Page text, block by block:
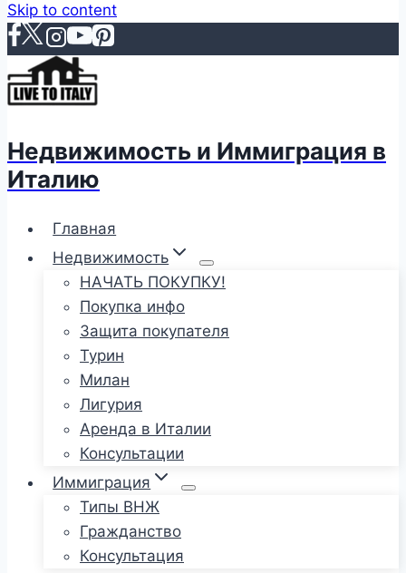
Skip to content
Недвижимость и Иммиграция в
Италию
Главная
Недвижимость
НАЧАТЬ ПОКУПКУ!
Покупка инфо
Защита покупателя
Турин
Милан
Лигурия
Аренда в Италии
Консультации
Иммиграция
Типы ВНЖ
Гражданство
Консультация